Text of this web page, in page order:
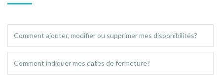
Comment ajouter, modifier ou supprimer mes disponibilités?
Comment indiquer mes dates de fermeture?